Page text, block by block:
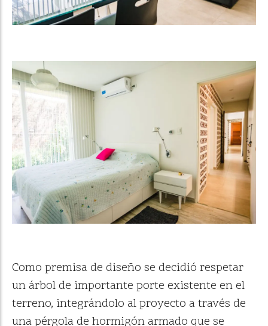
Como premisa de diseño se decidió respetar
un árbol de importante porte existente en el
terreno, integrándolo al proyecto a través de
una pérgola de hormigón armado que se